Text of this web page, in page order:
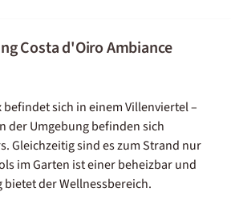
Costa d'Oiro Ambiance
befindet sich in einem Villenviertel –
der Umgebung befinden sich
Gleichzeitig sind es zum Strand nur
im Garten ist einer beheizbar und
der Wellnessbereich.